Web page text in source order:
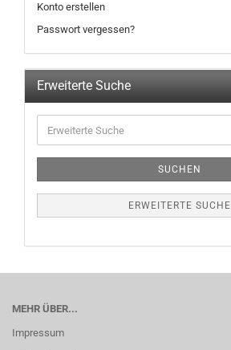
Konto erstellen
Passwort vergessen?
Erweiterte Suche
SUCHEN
ERWEITERTE SUCHE
MEHR ÜBER...
Impressum